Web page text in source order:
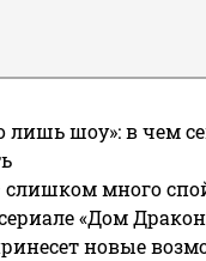
лишь шоу»: в чем
много
«Дом
новые